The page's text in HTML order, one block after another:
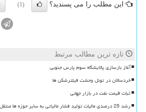
این مطلب را می پسندید؟ (1)
تازه ترین مطالب مرتبط
آغاز بازسازی پالایشگاه سوم پارس جنوبی
خردسالان در تونل وحشت فیلترشکن ها
ثبات قیمت نفت در بازار جهانی
رشد 25 درصدی مالیات تولید فشار مالیاتی به سایر حوزه ها منتقل شد